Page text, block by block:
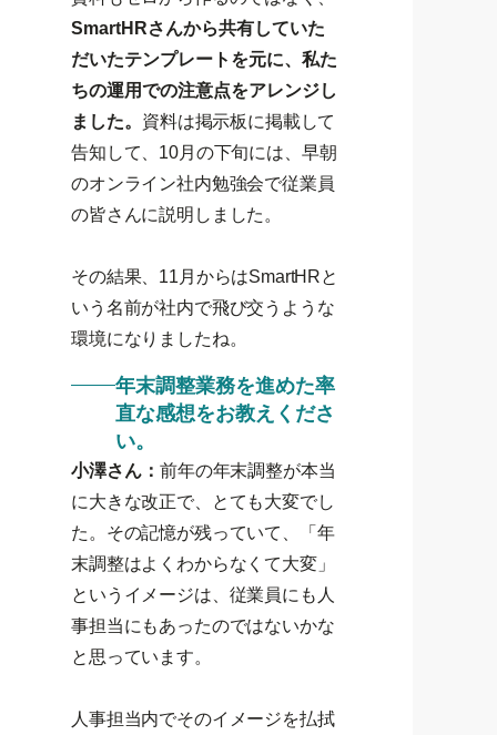
SmartHRさんから共有していた
だいたテンプレートを元に、私た
ちの運用での注意点をアレンジし
ました。 資料は掲示板に掲載して
告知して、10月の下旬には、早朝
のオンライン社内勉強会で従業員
の皆さんに説明しました。
その結果、11月からはSmartHRと
いう名前が社内で飛び交うような
環境になりましたね。
年末調整業務を進めた率
直な感想をお教えくださ
い。
小澤さん： 前年の年末調整が本当
に大きな改正で、とても大変でし
た。その記憶が残っていて、「年
末調整はよくわからなくて大変」
というイメージは、従業員にも人
事担当にもあったのではないかな
と思っています。
人事担当内でそのイメージを払拭